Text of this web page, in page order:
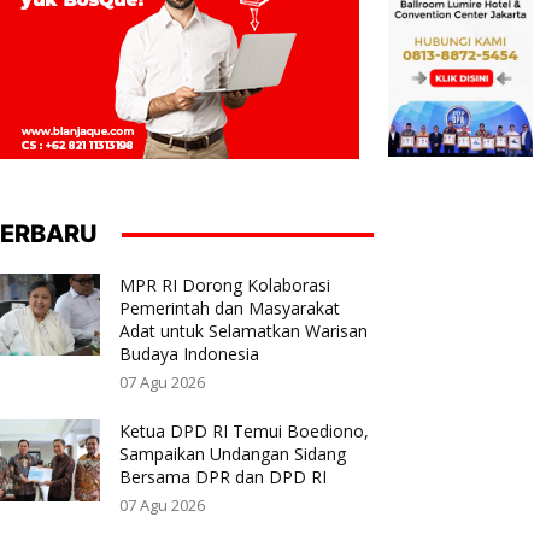
MPR RI Dorong Kolaborasi
Pemerintah dan Masyarakat
Adat untuk Selamatkan Warisan
Budaya Indonesia
07 Agu 2026
Ketua DPD RI Temui Boediono,
Sampaikan Undangan Sidang
Bersama DPR dan DPD RI
07 Agu 2026